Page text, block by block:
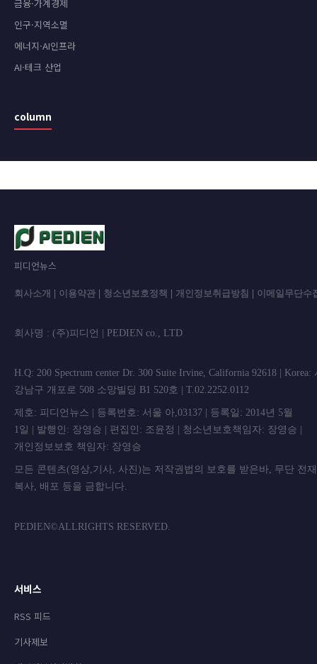
금융·가계경제
인구·지역소멸
에너지·AI인프라
AI·테크 산업
column
피디언뉴스
회사소개 이용약관 청소년보호정책 개인정보취급방침 이메일무단수
회사명 : (주)피디언 | PEDIEN co.,
H.Q: 200 Spectrum center Dr. 300 Suite Irvine, California 92618 | Korea:
강남구 개포로 508 소망빌딩 B1 520호 | T.02.2252.0112
제호: 피디언뉴스 | 등록번호: 서울 아,03137 | 등록일: 2014년 5월
1일 | 발행인: 장영승 | 편집인: 조윤정 | 청소년보호책임자: 장영승 |
개인정보보호 책임자: 장영승
모든 콘텐츠(영상,기사, 사진)는 저작권법의 보호를 받은바, 무단 전
복사, 배포 등을 금합니
PEDIEN©ALLRIGHTS RESERVED.
서비스
RSS 피드
기사제보